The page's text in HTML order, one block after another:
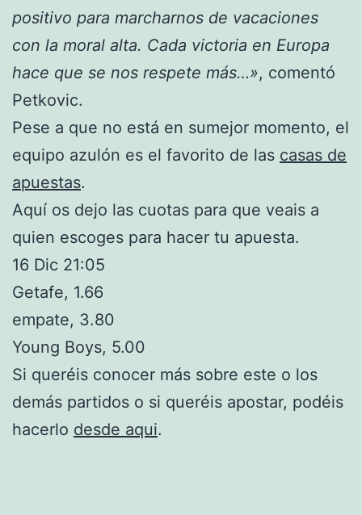
positivo para marcharnos de vacaciones
con la moral alta. Cada victoria en Europa
hace que se nos respete más…», comentó
Petkovic.
Pese a que no está en sumejor momento, el
equipo azulón es el favorito de las casas de
apuestas.
Aquí os dejo las cuotas para que veais a
quien escoges para hacer tu apuesta.
16 Dic 21:05
Getafe, 1.66
empate, 3.80
Young Boys, 5.00
Si queréis conocer más sobre este o los
demás partidos o si queréis apostar, podéis
hacerlo desde aqui.